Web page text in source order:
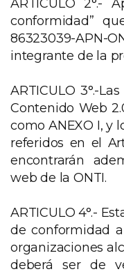
ARTICULO 2°.-
conformidad”
86323039-
integrante de la
ARTICULO 3°.-
Contenido Web
como ANEXO I, y
referidos en el
encontrarán
web de la ONTI.
ARTICULO 4°.-
de conformidad
organizaciones
deberá ser de